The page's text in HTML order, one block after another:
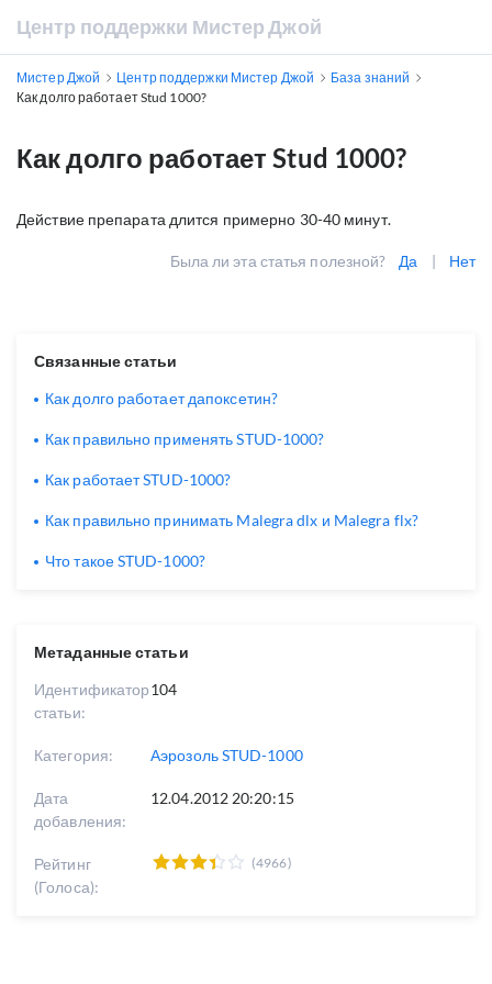
Центр поддержки Мистер Джой
Мистер Джой Центр поддержки Мистер Джой
База знаний
Как долго работает Stud 1000?
Как долго работает Stud 1000?
Действие препарата длится примерно 30-40 минут.
Была ли эта статья полезной? Да | Нет
Метаданные статьи
Идентификатор
статьи:
104
Категория: Аэрозоль STUD-1000
Дата
добавления:
12.04.2012 20:20:15
Рейтинг
(Голоса):
(4966)
Связанные статьи
Как долго работает дапоксетин?
Как правильно применять STUD-1000?
Как работает STUD-1000?
Как правильно принимать Malegra dlx и Malegra flx?
Что такое STUD-1000?